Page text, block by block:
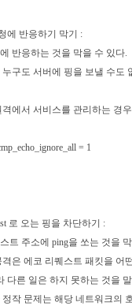
에 반응하기 막기 :
반응하는 것을 막을 수 있다.
누구도 서버에 핑을 보낼 수도
격에서 서비스를 관리하는 경
= 1
로 오는 핑을 차단하기 :
트 주소에 ping을 쏘는 것을
은 에코 리퀘스트 패킷을 어
다른 일은 하지 못하는 것을
정작 문제는 해당 네트워크의